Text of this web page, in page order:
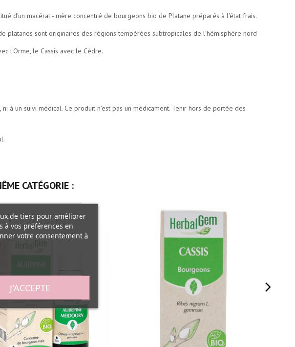
d'un macérat - mère concentré de bourgeons bio de Platane préparés à l'état frais.
platanes sont originaires des régions tempérées subtropicales de l'hémisphère nord
l'Orme, le Cassis avec le Cèdre.
à un suivi médical. Ce produit n'est pas un médicament. Tenir hors de portée des
CATÉGORIE :
de tiers pour améliorer
à vos préférences en
votre consentement à
J'ACCEPTE